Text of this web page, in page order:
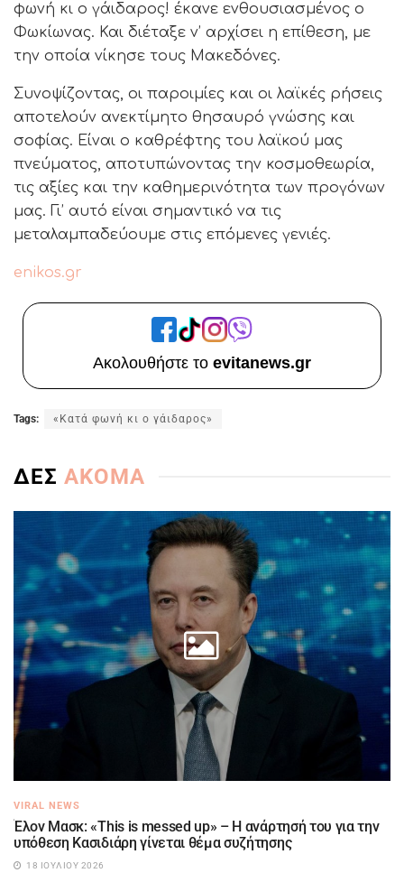
φωνή κι ο γάιδαρος! έκανε ενθουσιασμένος ο
Φωκίωνας. Και διέταξε ν’ αρχίσει η επίθεση, με
την οποία νίκησε τους Μακεδόνες.
Συνοψίζοντας, οι παροιμίες και οι λαϊκές ρήσεις
αποτελούν ανεκτίμητο θησαυρό γνώσης και
σοφίας. Είναι ο καθρέφτης του λαϊκού μας
πνεύματος, αποτυπώνοντας την κοσμοθεωρία,
τις αξίες και την καθημερινότητα των προγόνων
μας. Γι’ αυτό είναι σημαντικό να τις
μεταλαμπαδεύουμε στις επόμενες γενιές.
enikos.gr
Ακολουθήστε το evitanews.gr
Tags: «Κατά φωνή κι ο γάιδαρος»
ΔΕΣ ΑΚΟΜΑ
VIRAL NEWS
Έλον Μασκ: «This is messed up» – Η ανάρτησή του για την
υπόθεση Κασιδιάρη γίνεται θέμα συζήτησης
18 ΙΟΥΛΊΟΥ 2026